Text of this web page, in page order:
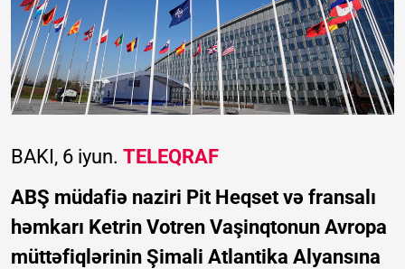
BAKI, 6 iyun. TELEQRAF
ABŞ müdafiə naziri Pit Heqset və fransalı
həmkarı Ketrin Votren Vaşinqtonun Avropa
müttəfiqlərinin Şimali Atlantika Alyansına